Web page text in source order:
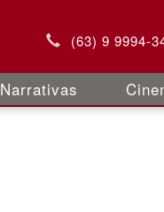
(63) 9 9994-
Narrativas